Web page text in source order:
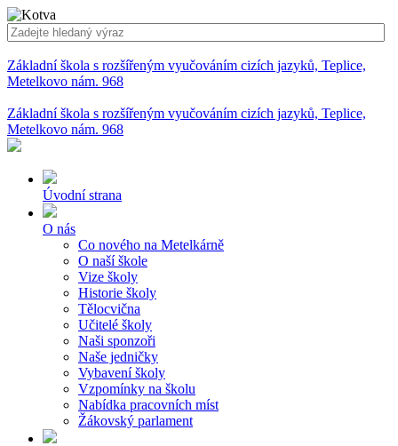
Základní škola s rozšířeným vyučováním cizích jazyků, Teplice,
Metelkovo nám. 968
Základní škola s rozšířeným vyučováním cizích jazyků, Teplice,
Metelkovo nám. 968
Úvodní strana
O nás
Co nového na Metelkárně
O naší škole
Vize školy
Historie školy
Tělocvična
Učitelé školy
Naši sponzoři
Naše jedničky
Vybavení školy
Vzpomínky na školu
Nabídka pracovních míst
Žákovský parlament